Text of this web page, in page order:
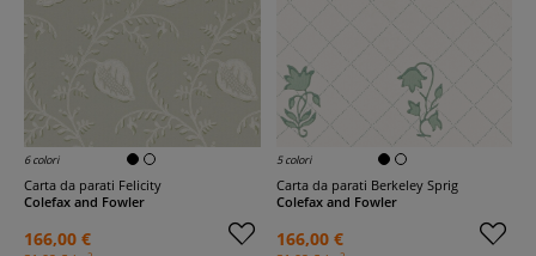
6 colori
Carta da parati Felicity
Colefax and Fowler
166,00 €
5 colori
Carta da parati Berkeley Sprig
Colefax and Fowler
166,00 €